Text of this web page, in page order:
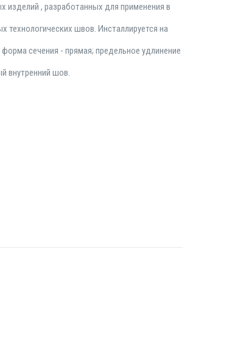
изделий , разработанных для применения в
технологических швов. Инсталлируется на
сечения - прямая; предельное удлинение
внутренний шов.